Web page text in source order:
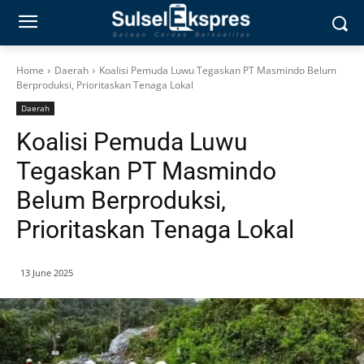
Home Daerah
Koalisi Pemuda Luwu Tegaskan PT Masmindo Belum
Berproduksi, Prioritaskan Tenaga Lokal
Daerah
Koalisi Pemuda Luwu
Tegaskan PT Masmindo
Belum Berproduksi,
Prioritaskan Tenaga Lokal
13 June 2025